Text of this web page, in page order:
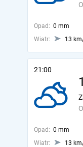
Opad: 0 mm
Wiatr:
13
21:00
Opad: 0 mm
Wiatr:
13